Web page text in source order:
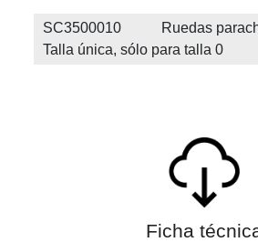
SC3500010 Ruedas
Talla única, sólo para talla 0
Ficha